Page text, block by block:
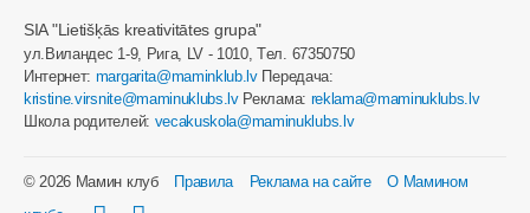
SIA "Lietišķās kreativitātes grupa"
ул.Виландес 1-9, Рига, LV - 1010, Tел. 67350750
Интернет: margarita@maminklub.lvПередача:
kristine.virsnite@maminuklubs.lvРеклама: reklama@maminuklubs.lv
Школа родителей: vecakuskola@maminuklubs.lv
© 2026 Мамин клуб Правила Реклама на сайте
О Мамином